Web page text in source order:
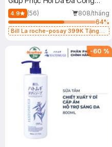
Dụng 40ml
4.9 (56)
808/tháng
64%
Bill La roche-posay 399K Tặng
(SL có hạn)
-60 %